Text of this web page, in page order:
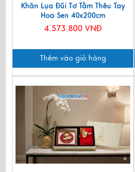
Khăn Lụa Đũi Tơ Tằm Thêu Tay
Hoa Sen 40x200cm
KLNC40200/10
4.573.800 VNĐ
Thêm vào giỏ hàng